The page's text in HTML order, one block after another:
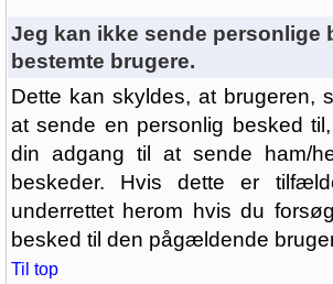
Jeg kan ikke sende personlige
bestemte brugere.
Dette kan skyldes, at brugeren,
at sende en personlig besked
din adgang til at sende ham/
beskeder. Hvis dette er
underrettet herom hvis du
besked til den pågældende
Til top